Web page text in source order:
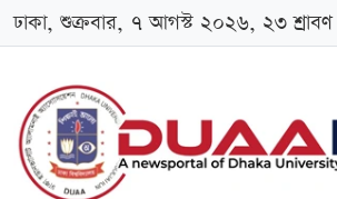
ঢাকা, শুক্রবার, ৭ আগস্ট ২০২৬, ২৩